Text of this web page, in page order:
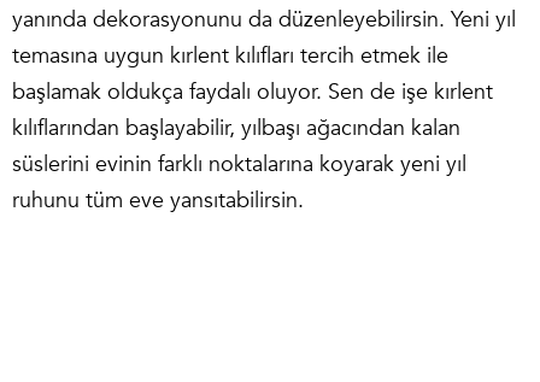
yanında dekorasyonunu da düzenleyebilirsin. Yeni yıl
temasına uygun kırlent kılıfları tercih etmek ile
başlamak oldukça faydalı oluyor. Sen de işe kırlent
kılıflarından başlayabilir, yılbaşı ağacından kalan
süslerini evinin farklı noktalarına koyarak yeni yıl
ruhunu tüm eve yansıtabilirsin.